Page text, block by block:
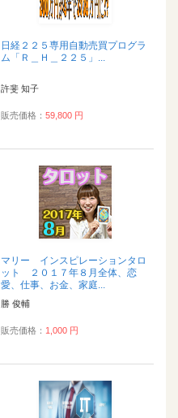
日経２２５専用自動売買プログラ
ム「Ｒ＿Ｈ＿２２５」...
許斐 知子
販売価格： 59,800 円
マリー インスピレーションタロ
ット ２０１７年８月全体、恋
愛、仕事、お金、家庭...
勝 俊輔
販売価格： 1,000 円